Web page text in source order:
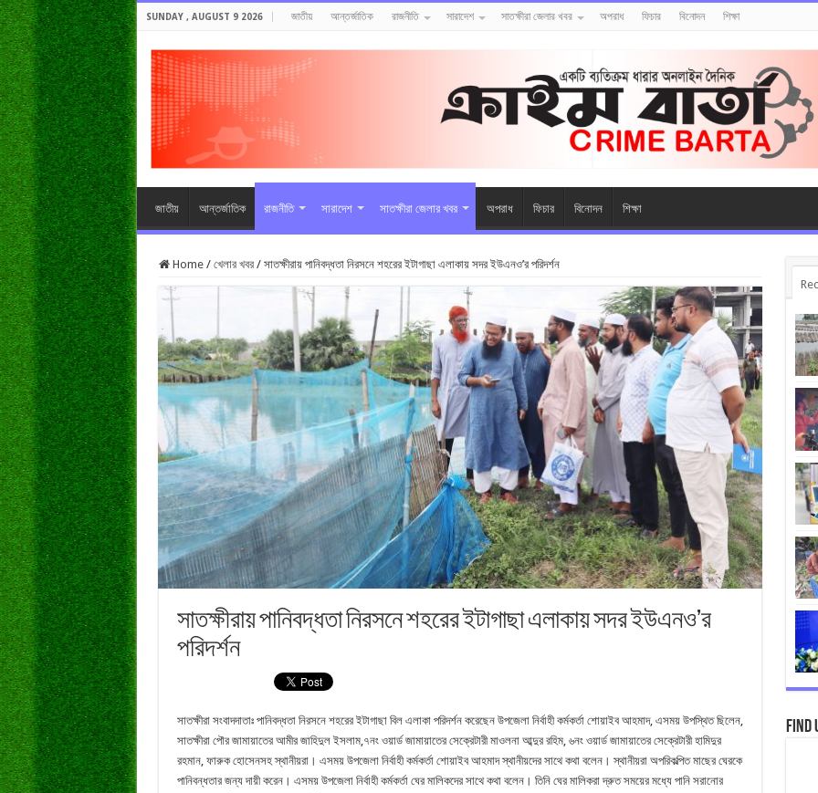
SUNDAY , AUGUST 9 2026 জাতীয় আন্তর্জাতিক রাজনীতি সারাদেশ সাতক্ষীরা জেলার খবর অপরাধ ফিচার বিনোদন শিক্ষা
জাতীয় আন্তর্জাতিক রাজনীতি সারাদেশ সাতক্ষীরা জেলার খবর অপরাধ ফিচার বিনোদন শিক্ষা
Home / খেলার খবর / সাতক্ষীরায় পানিবদ্ধতা নিরসনে শহরের ইটাগাছা এলাকায় সদর ইউএনও’র পরিদর্শন
সাতক্ষীরায় পানিবদ্ধতা নিরসনে শহরের ইটাগাছা এলাকায় সদর ইউএনও’র
পরিদর্শন
সাতক্ষীরা সংবাদদাতাঃ পানিবদ্ধতা নিরসনে শহরের ইটাগাছা বিল এলাকা পরিদর্শন করেছেন উপজেলা নির্বাহী কর্মকর্তা শোয়াইব আহমাদ, এসময় উপস্থিত ছিলেন,
সাতক্ষীরা পৌর জামায়াতের আমীর জাহিদুল ইসলাম,৭নং ওয়ার্ড জামায়াতের সেক্রেটারী মাওলনা আব্দুর রহিম, ৬নং ওয়ার্ড জামায়াতের সেক্রেটারী হামিদুর
রহমান, ফারুক হোসেনসহ স্থানীয়রা। এসময় উপজেলা নির্বাহী কর্মকর্তা শোয়াইব আহমাদ স্থানীয়দের সাথে কথা বলেন। স্থানীয়রা অপরিকল্পিত মাছের ঘেরকে
পানিবন্ধতার জন্য দায়ী করেন। এসময় উপজেলা নির্বাহী কর্মকর্তা ঘের মালিকদের সাথে কথা বলেন। তিনি ঘের মালিকরা দ্রুত সময়ের মধ্যে পানি সরানোর
Find